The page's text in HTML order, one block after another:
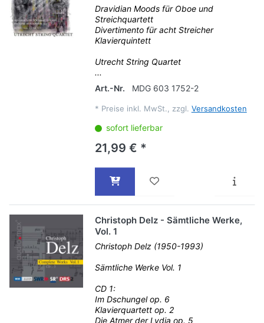
Dravidian Moods für Oboe und
Streichquartett
Divertimento für acht Streicher
Klavierquintett
Utrecht String Quartet
...
Art.-Nr.
MDG 603 1752-2
* Preise inkl. MwSt., zzgl. Versandkosten
sofort lieferbar
21,99 € *
Christoph Delz - Sämtliche Werke,
Vol. 1
Christoph Delz (1950-1993)
Sämtliche Werke Vol. 1
CD 1:
Im Dschungel op. 6
Klavierquartett op. 2
Die Atmer der Lydia op. 5